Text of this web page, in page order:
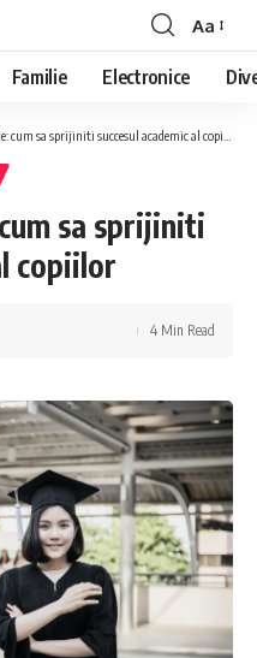
Font
Resizer
Aa
Familie Electronice
cum sa sprijiniti succesul academic al copiilor
sa sprijiniti
copiilor
4 Min Read